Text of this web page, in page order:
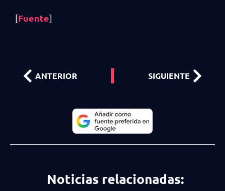
[Fuente]
ANTERIOR SIGUIENTE
Noticias relacionadas: